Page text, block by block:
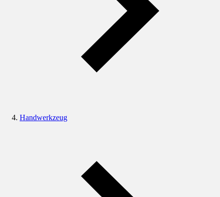
Handwerkzeug